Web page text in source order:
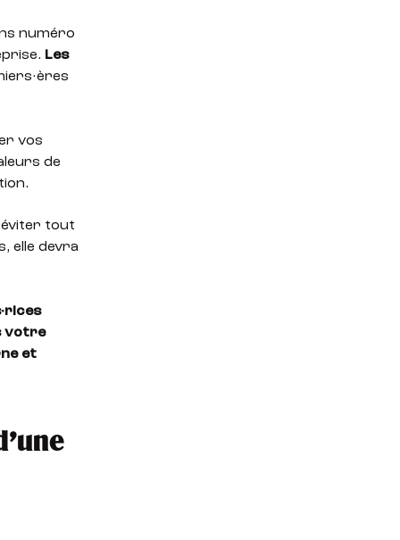
numéro
Les
vos
de
éviter tout
elle devra
votre
et